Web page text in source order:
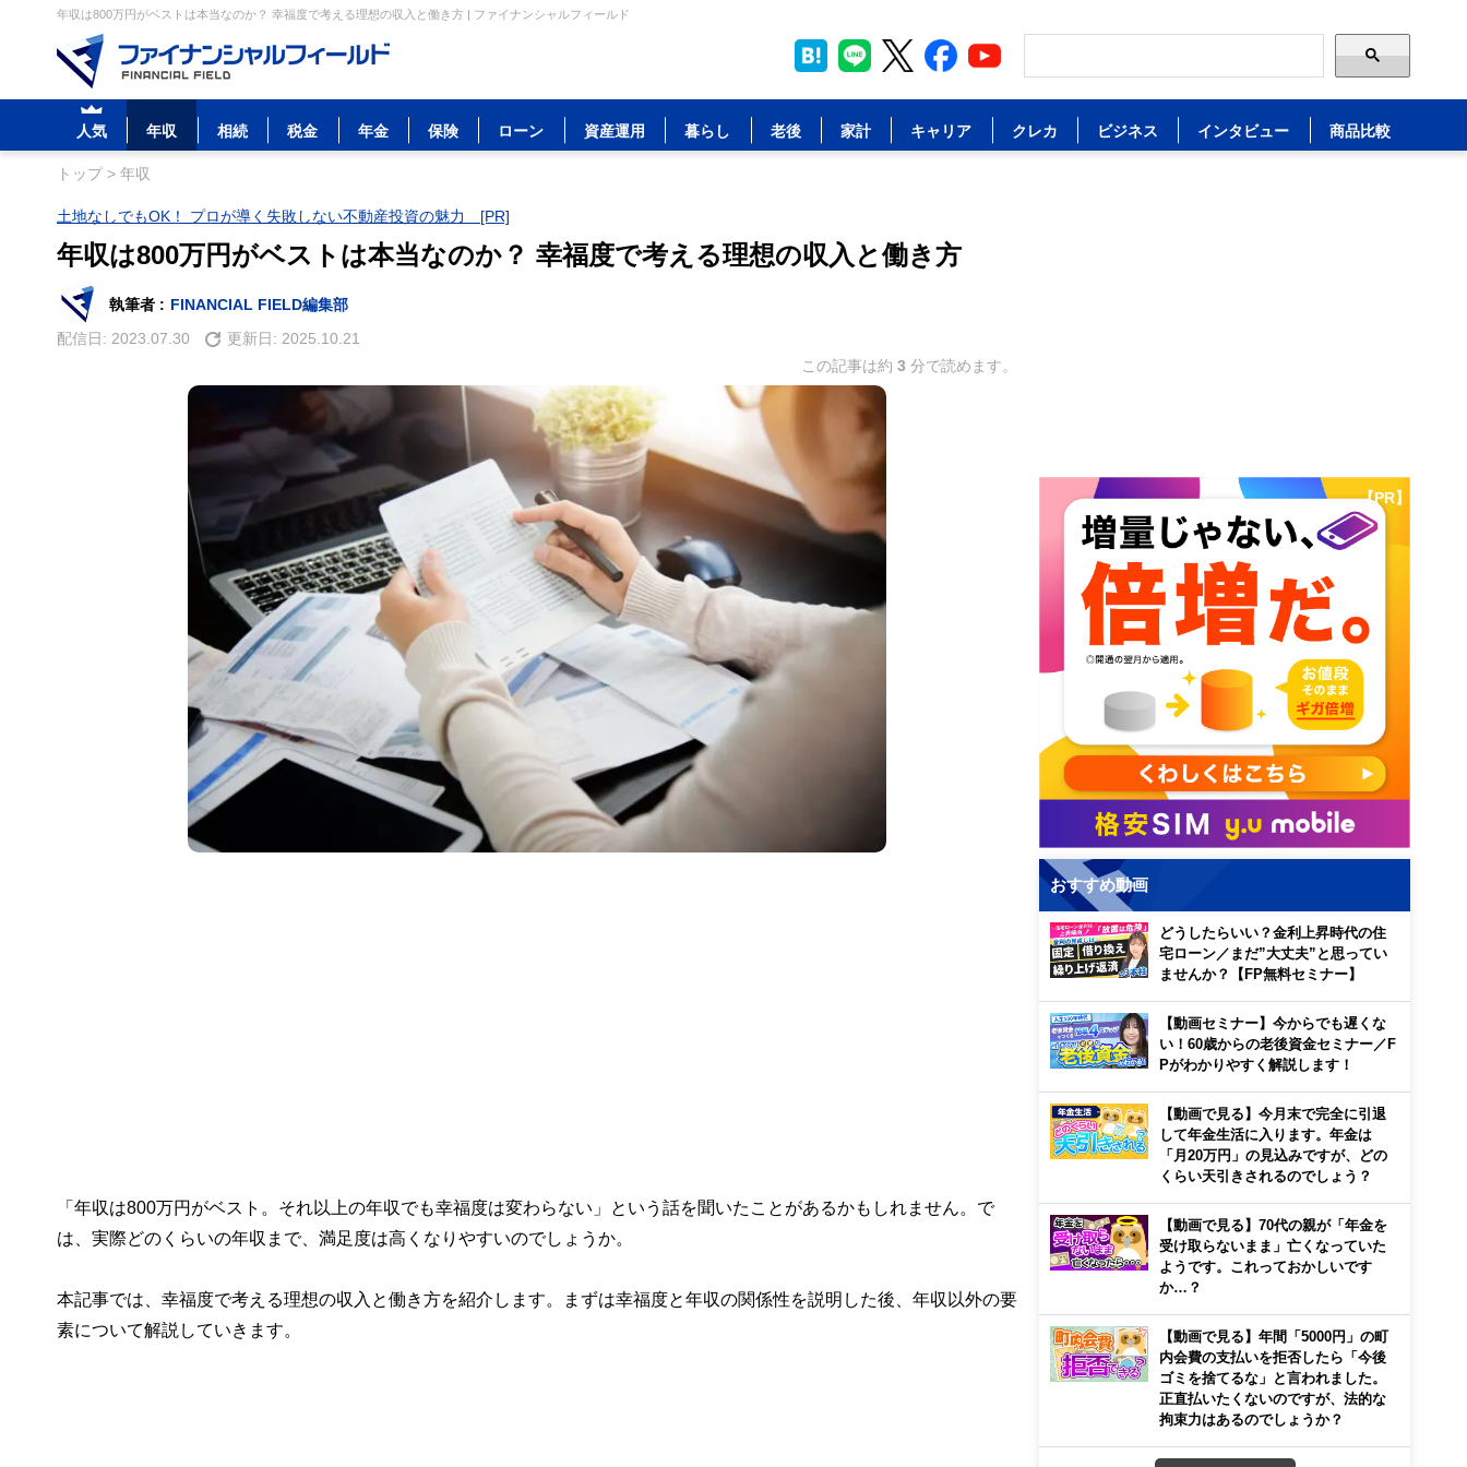
年収は800万円がベストは本当なのか？ 幸福度で考える理想の収入と働き方 | ファイナンシャルフィールド
人気 年収 相続 税金 年金 保険 ローン 資産運用 暮らし 老後 家計 キャリア クレカ ビジネス インタビュー 商品比較
トップ> 年収
土地なしでもOK！ プロが導く失敗しない不動産投資の魅力 [PR]
年収は800万円がベストは本当なのか？ 幸福度で考える理想の収入と働き方
執筆者 : FINANCIAL FIELD編集部
配信日: 2023.07.30 更新日: 2025.10.21
この記事は約 3 分で読めます。
「年収は800万円がベスト。それ以上の年収でも幸福度は変わらない」という話を聞いたことがあるかもしれません。で
は、実際どのくらいの年収まで、満足度は高くなりやすいのでしょうか。
本記事では、幸福度で考える理想の収入と働き方を紹介します。まずは幸福度と年収の関係性を説明した後、年収以外の要
素について解説していきます。
【PR】
おすすめ動画
どうしたらいい？金利上昇時代の住
宅ローン／まだ”大丈夫”と思ってい
ませんか？【FP無料セミナー】
【動画セミナー】今からでも遅くな
い！60歳からの老後資金セミナー／F
Pがわかりやすく解説します！
【動画で見る】今月末で完全に引退
して年金生活に入ります。年金は
「月20万円」の見込みですが、どの
くらい天引きされるのでしょう？
【動画で見る】70代の親が「年金を
受け取らないまま」亡くなっていた
ようです。これっておかしいです
か…？
【動画で見る】年間「5000円」の町
内会費の支払いを拒否したら「今後
ゴミを捨てるな」と言われました。
正直払いたくないのですが、法的な
拘束力はあるのでしょうか？